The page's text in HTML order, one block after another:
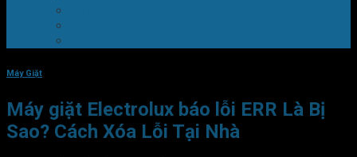
Máy Giặt
Máy giặt Electrolux báo lỗi ERR Là Bị
Sao? Cách Xóa Lỗi Tại Nhà